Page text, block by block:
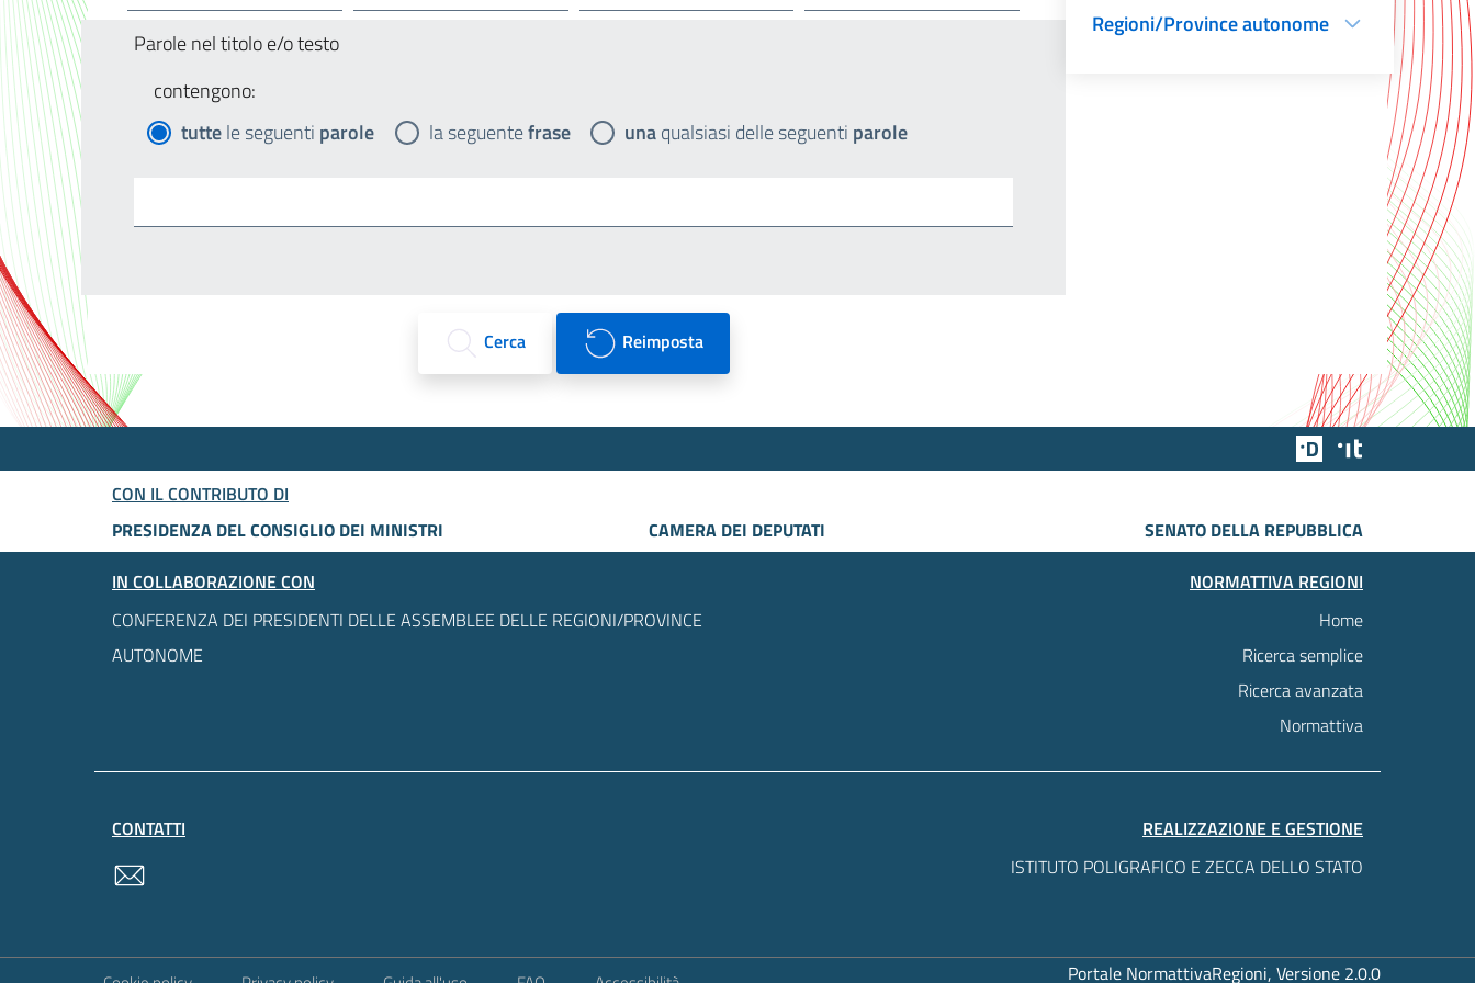
Parole nel titolo e/o testo
contengono:
tuttele seguenti parole la seguentefrase unaqualsiasi delle seguenti parole
Cerca Reimposta
Regioni/Province autonome
Team Digitale
CON IL CONTRIBUTO DI
PRESIDENZA DEL CONSIGLIO DEI MINISTRI
CAMERA DEI DEPUTATI
SENATO DELLA REPUBBLICA
IN COLLABORAZIONE CON
CONFERENZA DEI PRESIDENTI DELLE ASSEMBLEE DELLE REGIONI/PROVINCE
AUTONOME
NORMATTIVA REGIONI
Home
Ricerca semplice
Ricerca avanzata
Normattiva
CONTATTI
REALIZZAZIONE E GESTIONE
ISTITUTO POLIGRAFICO E ZECCA DELLO STATO
Portale NormattivaRegioni, Versione 2.0.0